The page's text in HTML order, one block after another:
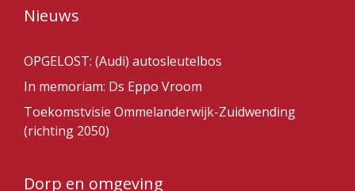
Nieuws
OPGELOST: (Audi) autosleutelbos
In memoriam: Ds Eppo Vroom
Toekomstvisie Ommelanderwijk-Zuidwending
(richting 2050)
Dorp en omgeving